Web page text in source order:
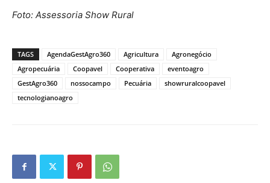
Foto: Assessoria Show Rural
TAGS AgendaGestAgro360 Agricultura
Agronegócio
Agropecuária
Coopavel Cooperativa
eventoagro
GestAgro360
nossocampo Pecuária
showruralcoopavel
tecnologianoagro